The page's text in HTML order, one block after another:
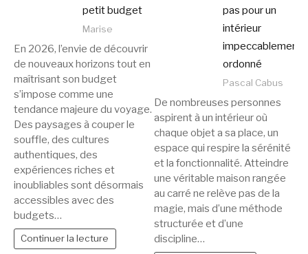
petit budget
Marise
En 2026, l’envie de découvrir
de nouveaux horizons tout en
maîtrisant son budget
s’impose comme une
tendance majeure du voyage.
Des paysages à couper le
souffle, des cultures
authentiques, des
expériences riches et
inoubliables sont désormais
accessibles avec des
budgets…
Continuer la lecture
pas pour un
intérieur
impeccablement
ordonné
Pascal Cabus
De nombreuses personnes
aspirent à un intérieur où
chaque objet a sa place, un
espace qui respire la sérénité
et la fonctionnalité. Atteindre
une véritable maison rangée
au carré ne relève pas de la
magie, mais d’une méthode
structurée et d’une
discipline…